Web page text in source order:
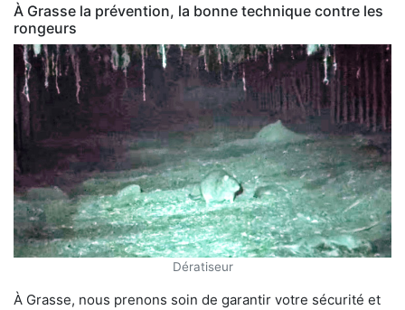
À Grasse la prévention, la bonne technique contre les
rongeurs
Dératiseur
À Grasse, nous prenons soin de garantir votre sécurité et